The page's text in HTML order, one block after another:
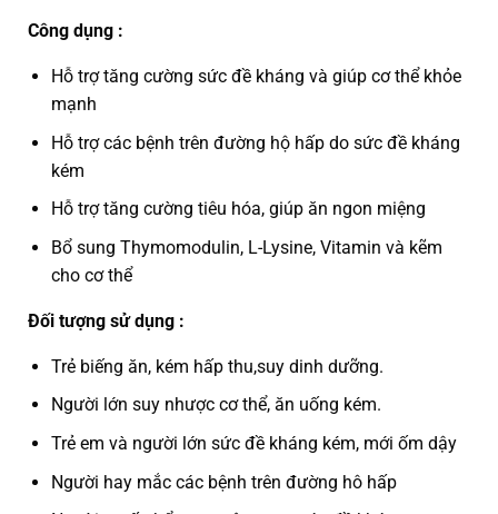
Công dụng :
Hỗ trợ tăng cường sức đề kháng và giúp cơ thể khỏe
mạnh
Hỗ trợ các bệnh trên đường hộ hấp do sức đề kháng
kém
Hỗ trợ tăng cường tiêu hóa, giúp ăn ngon miệng
Bổ sung Thymomodulin, L-Lysine, Vitamin và kẽm
cho cơ thể
Đối tượng sử dụng :
Trẻ biếng ăn, kém hấp thu,suy dinh dưỡng.
Người lớn suy nhược cơ thể, ăn uống kém.
Trẻ em và người lớn sức đề kháng kém, mới ốm dậy
Người hay mắc các bệnh trên đường hô hấp